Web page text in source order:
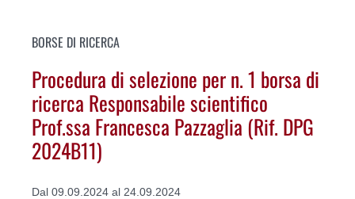
BORSE DI RICERCA
Procedura di selezione per n. 1 borsa di
ricerca Responsabile scientifico
Prof.ssa Francesca Pazzaglia (Rif. DPG
2024B11)
Dal 09.09.2024 al 24.09.2024